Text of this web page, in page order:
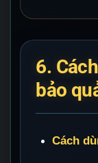
6.
bảo
Cách